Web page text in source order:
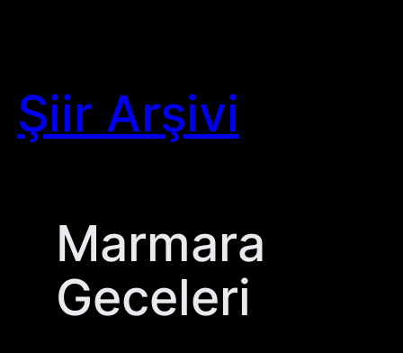
Şiir Arşivi
Marmara
Geceleri